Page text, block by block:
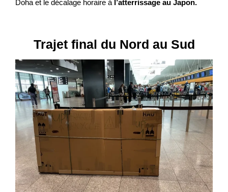
Doha et le décalage horaire à l’atterrissage au Japon.
Trajet final du Nord au Sud